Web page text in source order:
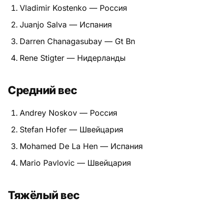
Мастера киокушинкай
Питание
Растяжка и ОФП
Терминология
Травмы
Vladimir Kostenko — Россия
Juanjo Salva — Испания
Darren Chanagasubay — Gt Bn
Rene Stigter — Нидерланды
Средний вес
Andrey Noskov — Россия
Stefan Hofer — Швейцария
Mohamed De La Hen — Испания
Mario Pavlovic — Швейцария
Тяжёлый вес